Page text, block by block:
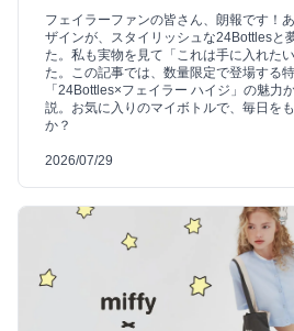
フェイラーファンの皆さん、朗報です！
ザインが、スタイリッシュな24Bottlesと
た。私も実物を見て「これは手に入れた
た。この記事では、数量限定で登場する
「24Bottles×フェイラー ハイジ」の魅力
説。お気に入りのマイボトルで、毎日を
か？
2026/07/29